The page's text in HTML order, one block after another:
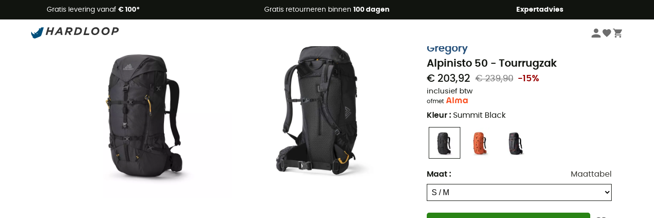
Gratis levering vanaf € 100* Gratis retourneren binnen 100 dagen Expertadvies
Zomeraanbiedingen 🔥 -5% EXTRA vanaf 2 producten* met code Summer5
Gregory
Alpinisto 50 - Tourrugzak
€ 203,92 € 239,90 -15%
inclusief btw
ofmet
Kleur : Summit Black
Maat : Maattabel